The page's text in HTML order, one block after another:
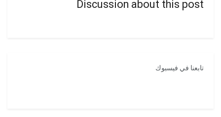
Discussion about this post
تابعنا في فيسبوك